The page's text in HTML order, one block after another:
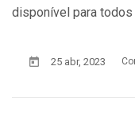
disponível para
25 abr, 2023